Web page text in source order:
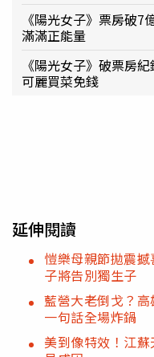
《陽光女子》票房破
滿滿正能量
《陽光女子》破票房
可麗買菜免錢
延伸閱讀
愷樂母親節拋震
子將告別獨生子
藍營大老倒戈？
一句話全場炸鍋
美到像特效！江